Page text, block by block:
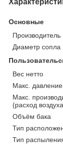
Основные
Производитель
Диаметр сопла
Вес нетто
Макс. давление
Макс.
(расход
Объём бака
Тип
Тип